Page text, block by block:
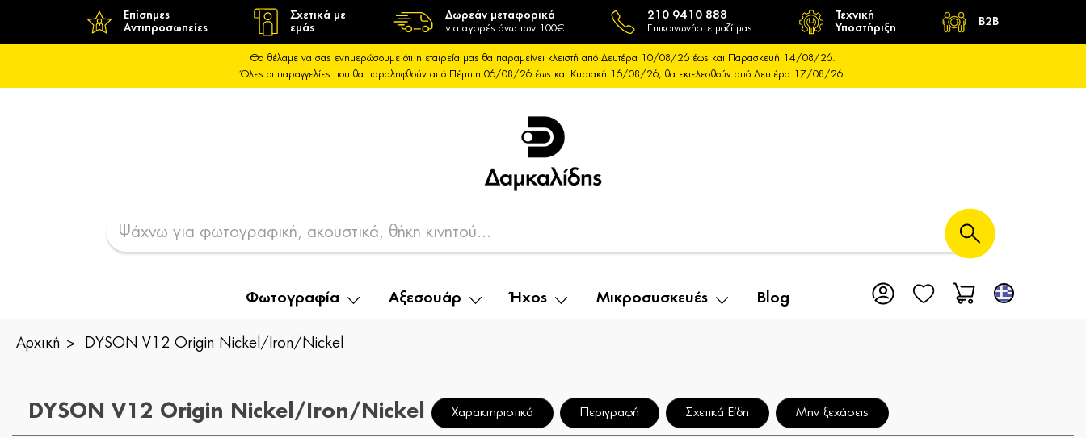
Επίσημες
Αντιπροσωπείες
Σχετικά με
εμάς
Δωρεάν μεταφορικά
για αγορές άνω των 100€
210 9410 888
Επικοινωνήστε μαζί μας
Τεχνική
Υποστήριξη
B2B
Θα θέλαμε να σας ενημερώσουμε ότι η εταιρεία μας θα παραμείνει κλειστή από Δευτέρα 10/08/26 έως και Παρασκευή 14/08/26.
Όλες οι παραγγελίες που θα παραληφθούν από Πέμπτη 06/08/26 έως και Κυριακή 16/08/26, θα εκτελεσθούν από Δευτέρα 17/08/26.
Φωτογραφία Αξεσουάρ Ήχος Μικροσυσκευές Blog
Αρχική DYSON V12 Origin Nickel/Iron/Nickel
DYSON V12 Origin Nickel/Iron/Nickel Χαρακτηριστικά Περιγραφή Σχετικά Είδη Μην ξεχάσεις